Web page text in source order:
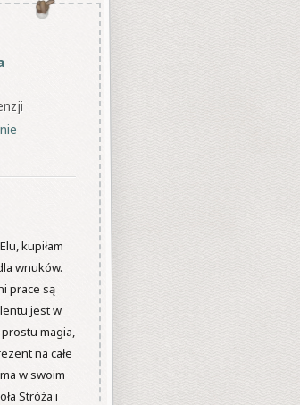
kupiłam
wnuków.
prace są
jest w
magia,
na całe
w swoim
Stróża i